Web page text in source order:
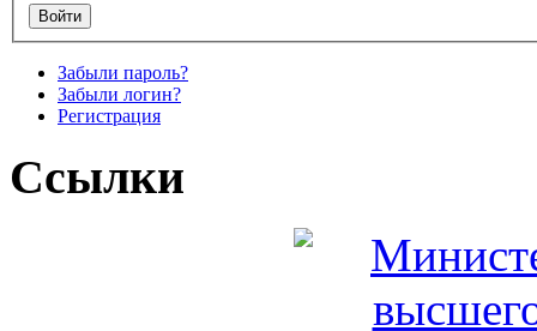
Забыли пароль?
Забыли логин?
Регистрация
Ссылки